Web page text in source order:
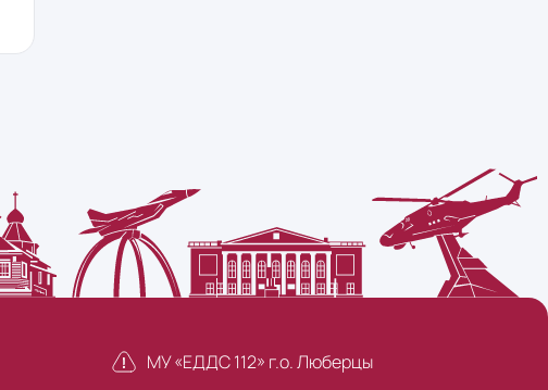
МУ «ЕДДС 112» г.о. Люберцы